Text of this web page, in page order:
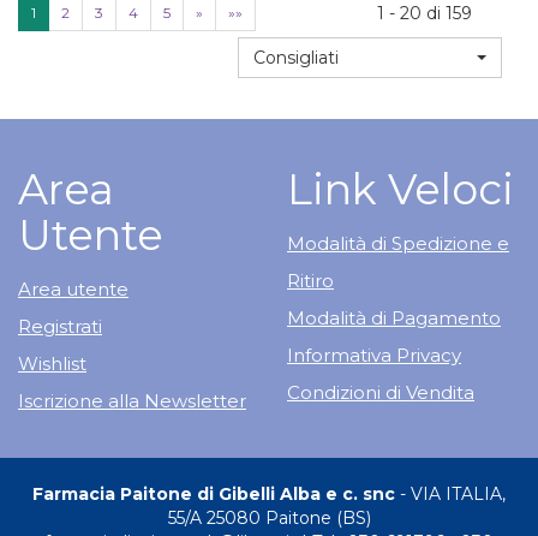
MASTIC
200ML
1 2 3 4 5 » »» 1 - 20 di 159
Consigliati
Area
Utente
Area utente
Registrati
Wishlist
Iscrizione alla Newsletter
Link Veloci
Modalità di Spedizione e
Ritiro
Modalità di Pagamento
Informativa Privacy
Condizioni di Vendita
Farmacia Paitone di Gibelli Alba e c. snc - VIA ITALIA,
55/A 25080 Paitone (BS)